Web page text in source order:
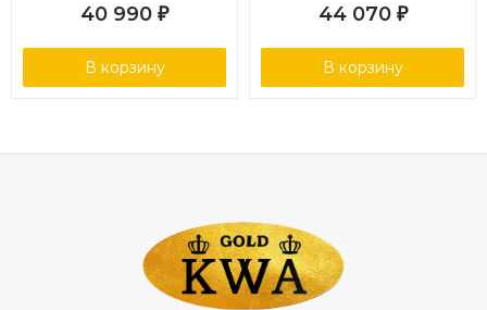
40 990 ₽
В корзину
44 070 ₽
В корзину